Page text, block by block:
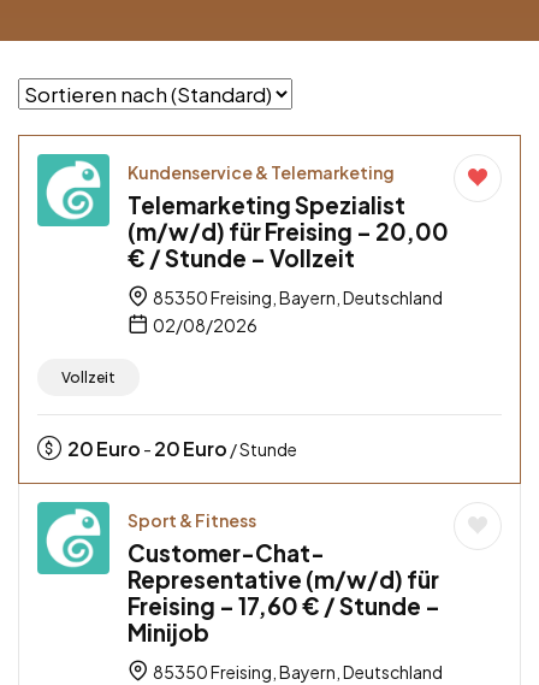
Kundenservice & Telemarketing
Telemarketing Spezialist
(m/w/d) für Freising – 20,00
€ / Stunde – Vollzeit
85350 Freising, Bayern, Deutschland
02/08/2026
Vollzeit
20Euro - 20Euro / Stunde
Sport & Fitness
Customer-Chat-
Representative (m/w/d) für
Freising – 17,60 € / Stunde –
Minijob
85350 Freising, Bayern, Deutschland